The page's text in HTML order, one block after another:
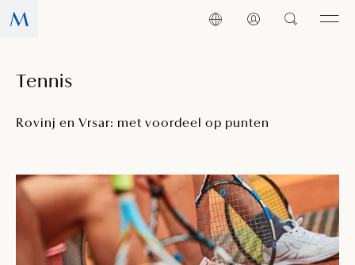
Tennis
Rovinj en Vrsar: met voordeel op punten